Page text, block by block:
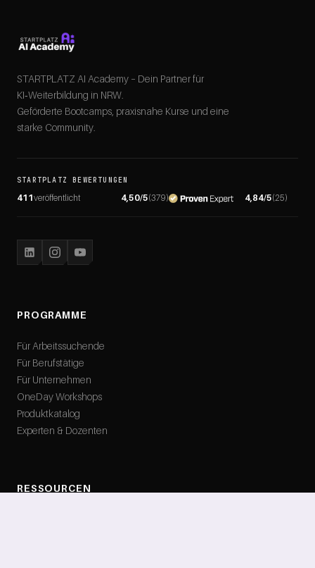
STARTPLATZ AI Academy – Dein Partner für
KI‑Weiterbildung in NRW.
Geförderte Bootcamps, praxisnahe Kurse und eine
starke Community.
STARTPLATZ BEWERTUNGEN
411veröffentlicht 4,50/5(379) 4,84/5(25)
PROGRAMME
Für Arbeitssuchende
Für Berufstätige
Für Unternehmen
OneDay Workshops
Produktkatalog
Experten & Dozenten
RESSOURCEN